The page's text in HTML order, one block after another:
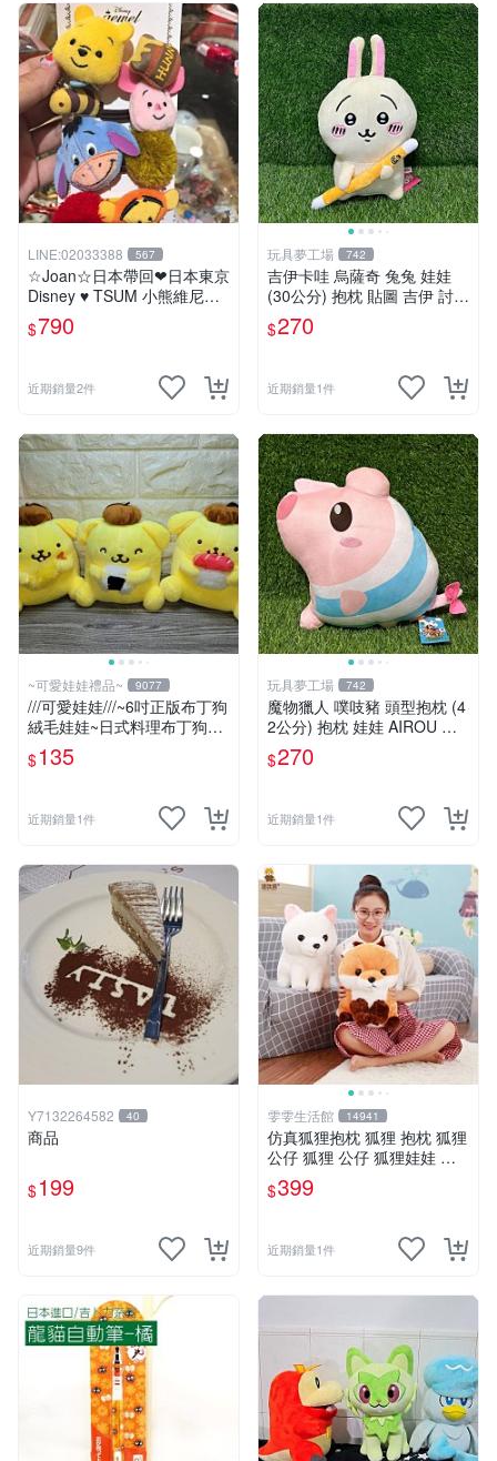
LINE:02033388 567
☆Joan☆日本帶回❤日本東京
Disney ♥ TSUM 小熊維尼系
列 ♥ 髮束/髮飾/髮圈/髮帶/綁
頭髮
$790
近期銷量2件
玩具夢工場 742
吉伊卡哇 烏薩奇 兔兔 娃娃
(30公分) 抱枕 貼圖 吉伊 討伐
棒 Chiikawa
$270
近期銷量1件
~可愛娃娃禮品~ 9077
///可愛娃娃///~6吋正版布丁狗
絨毛娃娃~日式料理布丁狗~
壽司~三角飯糰~炸蝦---約15
公分
$135
近期銷量1件
玩具夢工場 742
魔物獵人 噗吱豬 頭型抱枕 (4
2公分) 抱枕 娃娃 AIROU 艾
路 梅拉路 艾路貓
$270
近期銷量1件
Y7132264582 40
商品
$199
近期銷量9件
雯雯生活館 14941
仿真狐狸抱枕 狐狸 抱枕 狐狸
公仔 狐狸 公仔 狐狸娃娃 狐
狸 娃娃 玩偶 玩具 聖誕節 生
日 情人節禮物禮品
$399
近期銷量1件